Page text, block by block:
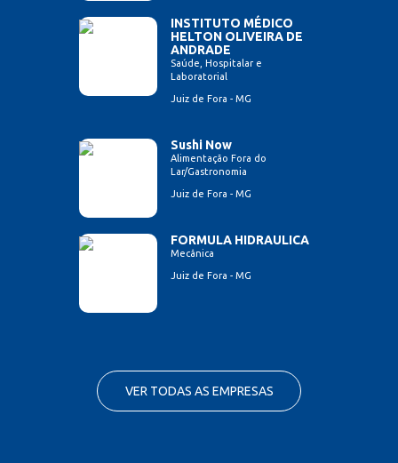
INSTITUTO MÉDICO
HELTON OLIVEIRA DE
ANDRADE
Saúde, Hospitalar e
Laboratorial
Juiz de Fora - MG
Sushi Now
Alimentação Fora do
Lar/Gastronomia
Juiz de Fora - MG
FORMULA HIDRAULICA
Mecânica
Juiz de Fora - MG
VER TODAS AS EMPRESAS